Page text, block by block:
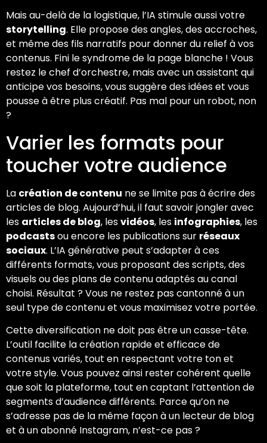
Mais au-delà de la logistique, l’IA stimule aussi votre
storytelling. Elle propose des angles, des accroches,
et même des fils narratifs pour donner du relief à vos
contenus. Fini le syndrome de la page blanche ! Vous
restez le chef d’orchestre, mais avec un assistant qui
anticipe vos besoins, vous suggère des idées et vous
pousse à être plus créatif. Pas mal pour un robot, non
?
Varier les formats pour
toucher votre audience
La création de contenu ne se limite pas à écrire des
articles de blog. Aujourd’hui, il faut savoir jongler avec
les articles de blog, lesvidéos, les infographies, les
podcastsou encore les publications sur réseaux
sociaux. L’IA générative peut s’adapter à ces
différents formats, vous proposant des scripts, des
visuels ou des plans de contenu adaptés au canal
choisi. Résultat ? Vous ne restez pas cantonné à un
seul type de contenu et vous maximisez votre portée.
Cette diversification ne doit pas être un casse-tête.
L’outil facilite la création rapide et efficace de
contenus variés, tout en respectant votre ton et
votre style. Vous pouvez ainsi rester cohérent quelle
que soit la plateforme, tout en captant l’attention de
segments d’audience différents. Parce qu’on ne
s’adresse pas de la même façon à un lecteur de blog
et à un abonné Instagram, n’est-ce pas ?